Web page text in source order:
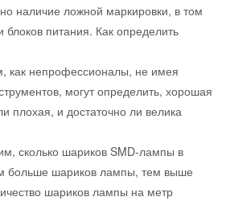
наличие ложной маркировки, в том
блоков питания. Как определить
как непрофессионалы, не имея
могут определить, хорошая
плохая, и достаточно ли велика
сколько шариков SMD-лампы в
больше шариков лампы, тем выше
шариков лампы на метр